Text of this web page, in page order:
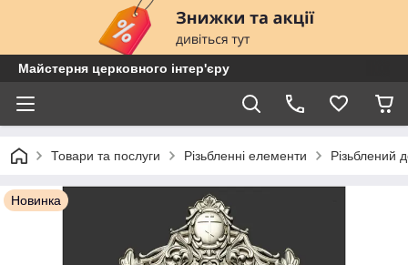
Майстерня церковного інтер'єру
Товари та послуги Різьбленні елементи Різьблений
Новинка